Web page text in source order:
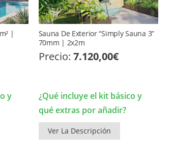
|
y
Sauna De Exterior “Simply Sauna 3”
70mm | 2x2m
Precio: 7.120,00€
¿Qué incluye el kit básico y
qué extras por añadir?
Ver La Descripción